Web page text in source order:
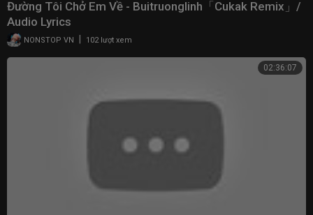
Đường Tôi Chở Em Về - Buitruonglinh「Cukak Remix」/
Audio Lyrics
NONSTOP VN 102 lượt xem
02:36:07